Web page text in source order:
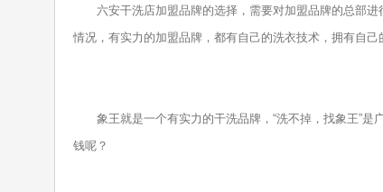
六安干洗店加盟品牌的选择，需要对加盟品牌的总部进
情况，有实力的加盟品牌，都有自己的洗衣技术，拥有自己
象王就是一个有实力的干洗品牌，“洗不掉，找象王”是
钱呢？